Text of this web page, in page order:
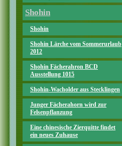
Shohin
Shohin
Shohin Lärche vom Sommerurlaub
2012
Shohin Fächerahron BCD
Ausstellung 1015
Shohin-Wacholder aus Stecklingen
Junger Fächerahorn wird zur
Felsenpflanzung
Eine chinesische Zierquitte findet
ein neues Zuhause